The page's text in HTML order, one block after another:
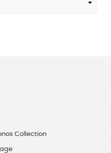
Collection